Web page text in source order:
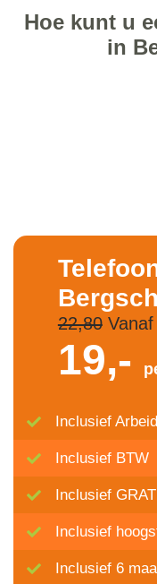
Hoe kunt u
in
22,80Vanaf
19,-
Inclusief Arbeid
Inclusief BTW
Inclusief
Inclusief
Inclusief 6